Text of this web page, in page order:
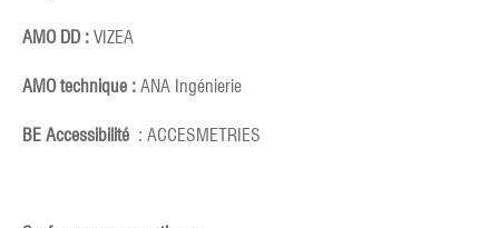
AMO DD : VIZEA
AMO technique : ANA Ingénierie
BE Accessibilité : ACCESMETRIES